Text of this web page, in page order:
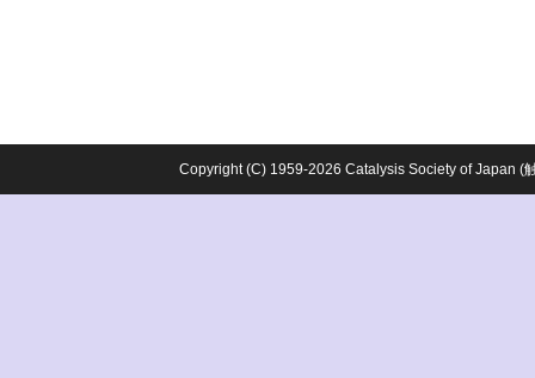
Copyright (C) 1959-2026 Catalysis Society of Japan (